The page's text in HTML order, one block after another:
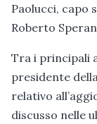
Paolucci, capo
Roberto
Tra i principali
presidente
relativo
discusso nelle